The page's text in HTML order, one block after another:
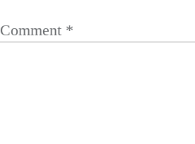
Comment *